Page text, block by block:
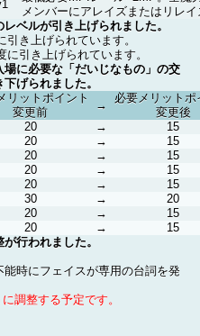
メンバーにアレイズまたはリレ
ベルが引き上げられました。
き上げられています。
引き上げられています。
場に必要な「だいじなもの」の交
げられました。
リットポイント
変更前
→
必要メリットポ
変更後
20 →
15
20 →
15
20 →
15
20 →
15
20 →
15
30 →
20
20 →
15
20 →
15
行われました。
時にフェイスが専用の台詞を発
調整する予定です。